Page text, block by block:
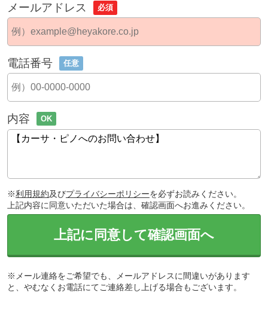
メールアドレス 必須
電話番号 任意
内容 OK
※利用規約及びプライバシーポリシーを必ずお読みください。
上記内容に同意いただいた場合は、確認画面へお進みください。
上記に同意して確認画面へ
※メール連絡をご希望でも、メールアドレスに間違いがあります
と、やむなくお電話にてご連絡差し上げる場合もございます。